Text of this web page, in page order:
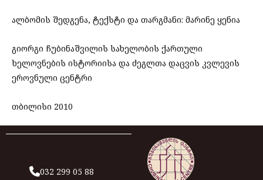
ალბომის შედგენა, ტექსტი და თარგმანი: მარინე ყენია
გიორგი ჩუბინაშვილის სახელობის ქართული
ხელოვნების ისტორიისა და ძეგლთა დაცვის კვლევის
ეროვნული ცენტრი
თბილისი 2010
032 299 05 88